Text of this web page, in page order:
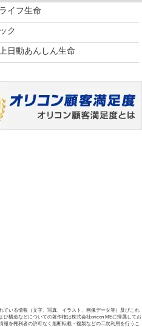
イフ生命
ク
日動あんしん生命
ている情報（文字、写真、イラスト、画像データ等）及びこれ
び構造などについての著作権は株式会社oricon MEに帰属してお
報を権利者の許可なく無断転載・複製などの二次利用を行うこ